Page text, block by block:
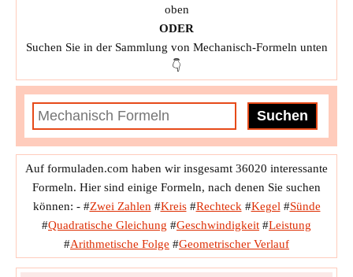
oben
ODER
Suchen Sie in der Sammlung von Mechanisch-Formeln unten
👇
Auf formuladen.com haben wir insgesamt 36020 interessante
Formeln. Hier sind einige Formeln, nach denen Sie suchen
können: -#Zwei Zahlen #Kreis#Rechteck #Kegel #Sünde
#Quadratische Gleichung #Geschwindigkeit #Leistung
#Arithmetische Folge #Geometrischer Verlauf